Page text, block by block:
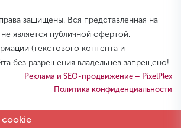
защищены. Вся представленная на
является публичной офертой.
(текстового контента и
без разрешения владельцев запрещено!
Реклама и SEO-продвижение – PixelPlex
Политика конфиденциальности